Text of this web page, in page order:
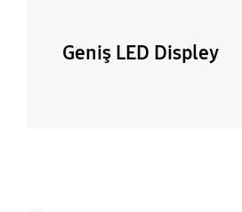
Geniş LED Displey